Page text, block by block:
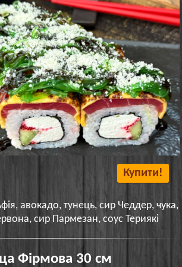
Купити!
авокадо, тунець, сир Чеддер, чука,
сир Пармезан, соус Териякі
Фірмова 30 см